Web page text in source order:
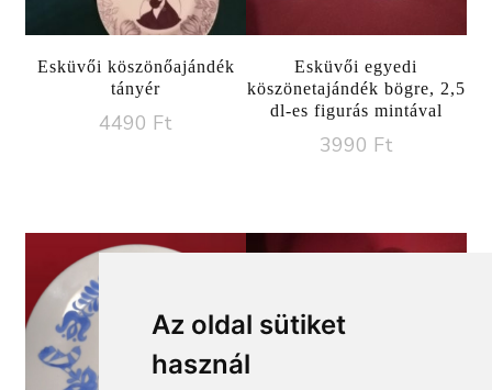
Az oldal sütiket
használ
Esküvői köszönőajándék
tányér
4490 Ft
Esküvői egyedi
köszönetajándék bögre, 2,5
dl-es figurás mintával
3990 Ft